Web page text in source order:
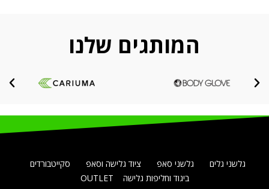
המותגים שלנו
גלשני גלים גלשני סאפ ציוד גלישה וסאפ
סקייטבורדים
ביגוד וחליפות גלישה
OUTLET